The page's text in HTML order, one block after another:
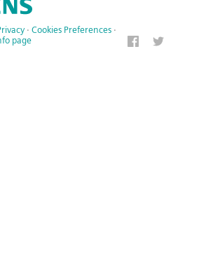
· Cookies Preferences ·
page